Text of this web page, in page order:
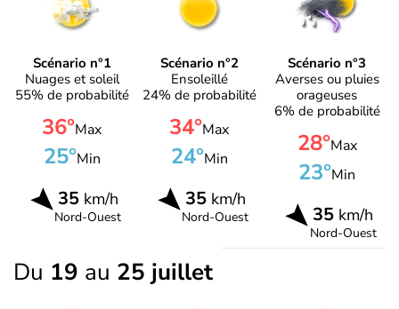
Scénario n°1
Nuages et soleil
55% de probabilité
36°Max
25°Min
35km/h
Nord-Ouest
Scénario n°2
Ensoleillé
24% de probabilité
34°Max
24°Min
35km/h
Nord-Ouest
Scénario n°3
Averses ou pluies
orageuses
6% de probabilité
28°Max
23°Min
35 km/h
Nord-Ouest
Du 19 au 25 juillet